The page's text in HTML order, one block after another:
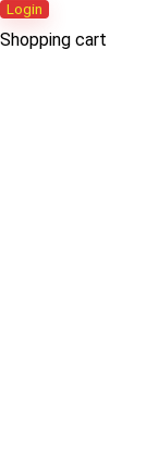
Login
Shopping cart